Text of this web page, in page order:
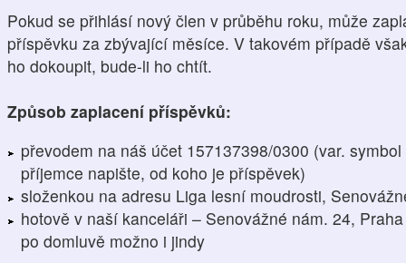
Pokud se přihlásí nový člen v průběhu roku, může
příspěvku za zbývající měsíce. V takovém případě
ho dokoupit, bude-li ho chtít.
Způsob zaplacení příspěvků:
převodem na náš účet 157137398/0300 (var.
příjemce napište, od koho je příspěvek)
složenkou na adresu Liga lesní moudrosti,
hotově v naší kanceláři – Senovážné nám. 24,
po domluvě možno i jindy